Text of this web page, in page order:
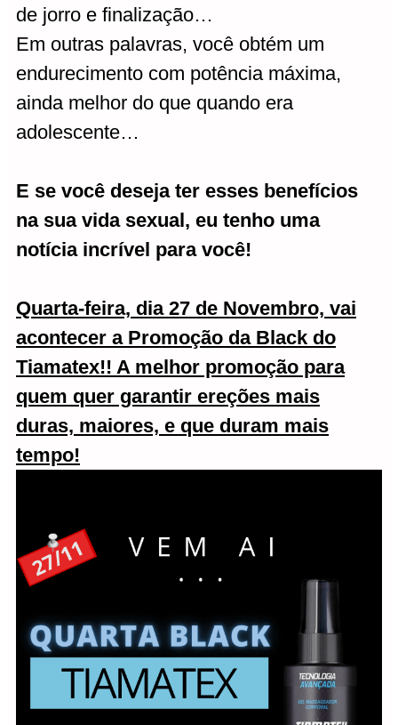
de jorro e finalização…
Em outras palavras, você obtém um
endurecimento com potência máxima,
ainda melhor do que quando era
adolescente…
E se você deseja ter esses benefícios
na sua vida sexual, eu tenho uma
notícia incrível para você!
Quarta-feira, dia 27 de Novembro, vai
acontecer a Promoção da Black do
Tiamatex!! A melhor promoção para
quem quer garantir ereções mais
duras, maiores, e que duram mais
tempo!